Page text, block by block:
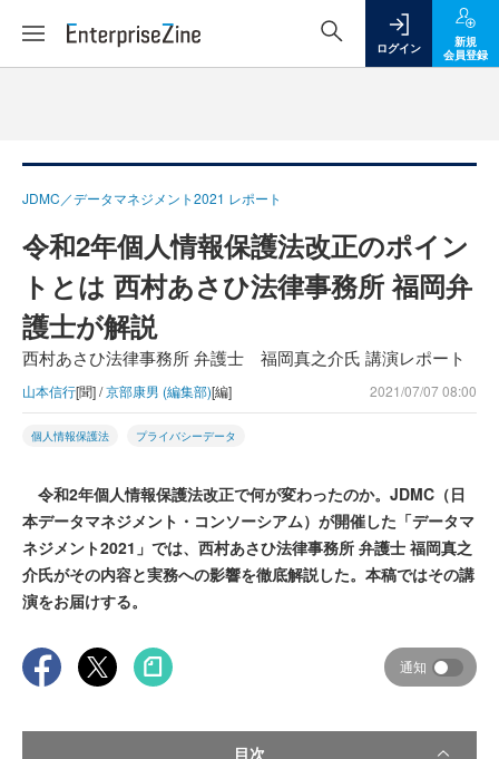
ログイン
新規
会員登録
JDMC／データマネジメント2021 レポート
令和2年個人情報保護法改正のポイン
トとは 西村あさひ法律事務所 福岡弁
護士が解説
西村あさひ法律事務所 弁護士 福岡真之介氏 講演レポート
山本信行[聞] /京部康男 (編集部)[編] 2021/07/07 08:00
個人情報保護法 プライバシーデータ
令和2年個人情報保護法改正で何が変わったのか。JDMC（日
本データマネジメント・コンソーシアム）が開催した「データマ
ネジメント2021」では、西村あさひ法律事務所 弁護士 福岡真之
介氏がその内容と実務への影響を徹底解説した。本稿ではその講
演をお届けする。
通知
目次